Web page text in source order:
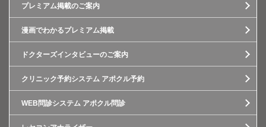
プレミアム掲載のご案内
漫画でわかるプレミアム掲載
ドクターズインタビューのご案内
クリニック予約システム アポクル予約
WEB問診システム アポクル問診